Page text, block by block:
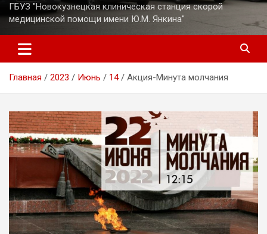
ГБУЗ "Новокузнецкая клиническая станция скорой
медицинской помощи имени Ю.М. Янкина"
Главная 2023 Июнь 14 Акция-Минута молчания